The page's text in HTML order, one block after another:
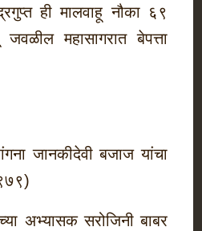
ही मालवाहू नौका ६९
जवळील महासागरात बेपत्ता
जानकीदेवी बजाज यांचा
अभ्यासक सरोजिनी बाबर